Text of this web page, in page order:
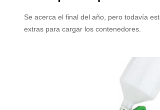
Se acerca el final del año, pero todavía
extras para cargar los contenedores.